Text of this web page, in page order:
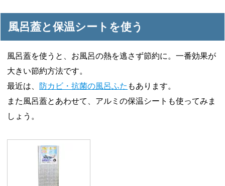
風呂蓋と保温シートを使う
風呂蓋を使うと、お風呂の熱を逃さず節約に。一番効果が
大きい節約方法です。
最近は、
防カビ・抗菌の風呂ふた もあります。
また風呂蓋とあわせて、アルミの保温シートも使ってみま
しょう。